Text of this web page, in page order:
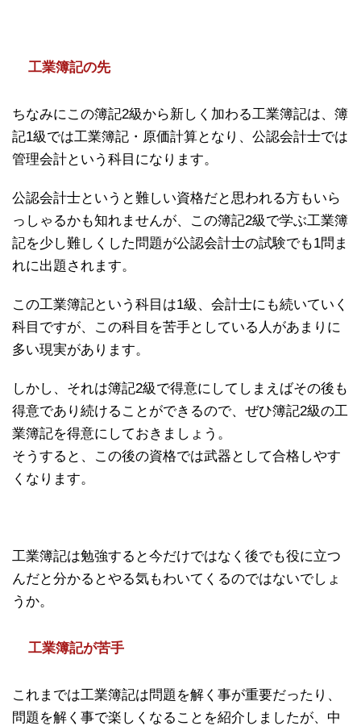
工業簿記の先
ちなみにこの簿記2級から新しく加わる工業簿記は、簿
記1級では工業簿記・原価計算となり、公認会計士では
管理会計という科目になります。
公認会計士というと難しい資格だと思われる方もいら
っしゃるかも知れませんが、この簿記2級で学ぶ工業簿
記を少し難しくした問題が公認会計士の試験でも1問ま
れに出題されます。
この工業簿記という科目は1級、会計士にも続いていく
科目ですが、この科目を苦手としている人があまりに
多い現実があります。
しかし、それは簿記2級で得意にしてしまえばその後も
得意であり続けることができるので、ぜひ簿記2級の工
業簿記を得意にしておきましょう。
そうすると、この後の資格では武器として合格しやす
くなります。
工業簿記は勉強すると今だけではなく後でも役に立つ
んだと分かるとやる気もわいてくるのではないでしょ
うか。
工業簿記が苦手
これまでは工業簿記は問題を解く事が重要だったり、
問題を解く事で楽しくなることを紹介しましたが、中